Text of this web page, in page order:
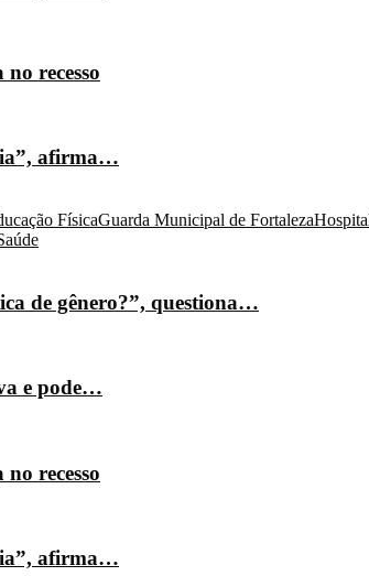
recesso
afirma…
FísicaGuarda Municipal de Fortaleza
de gênero?”, questiona…
e pode…
recesso
afirma…